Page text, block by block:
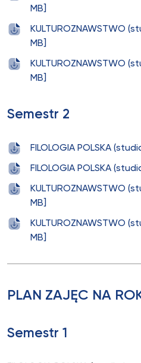
MB]
KULTUROZNAWSTWO
MB]
KULTUROZNAWSTWO
MB]
Semestr 2
FILOLOGIA POLSKA
FILOLOGIA POLSKA
KULTUROZNAWSTWO
MB]
KULTUROZNAWSTWO
MB]
PLAN ZAJĘC NA
Semestr 1